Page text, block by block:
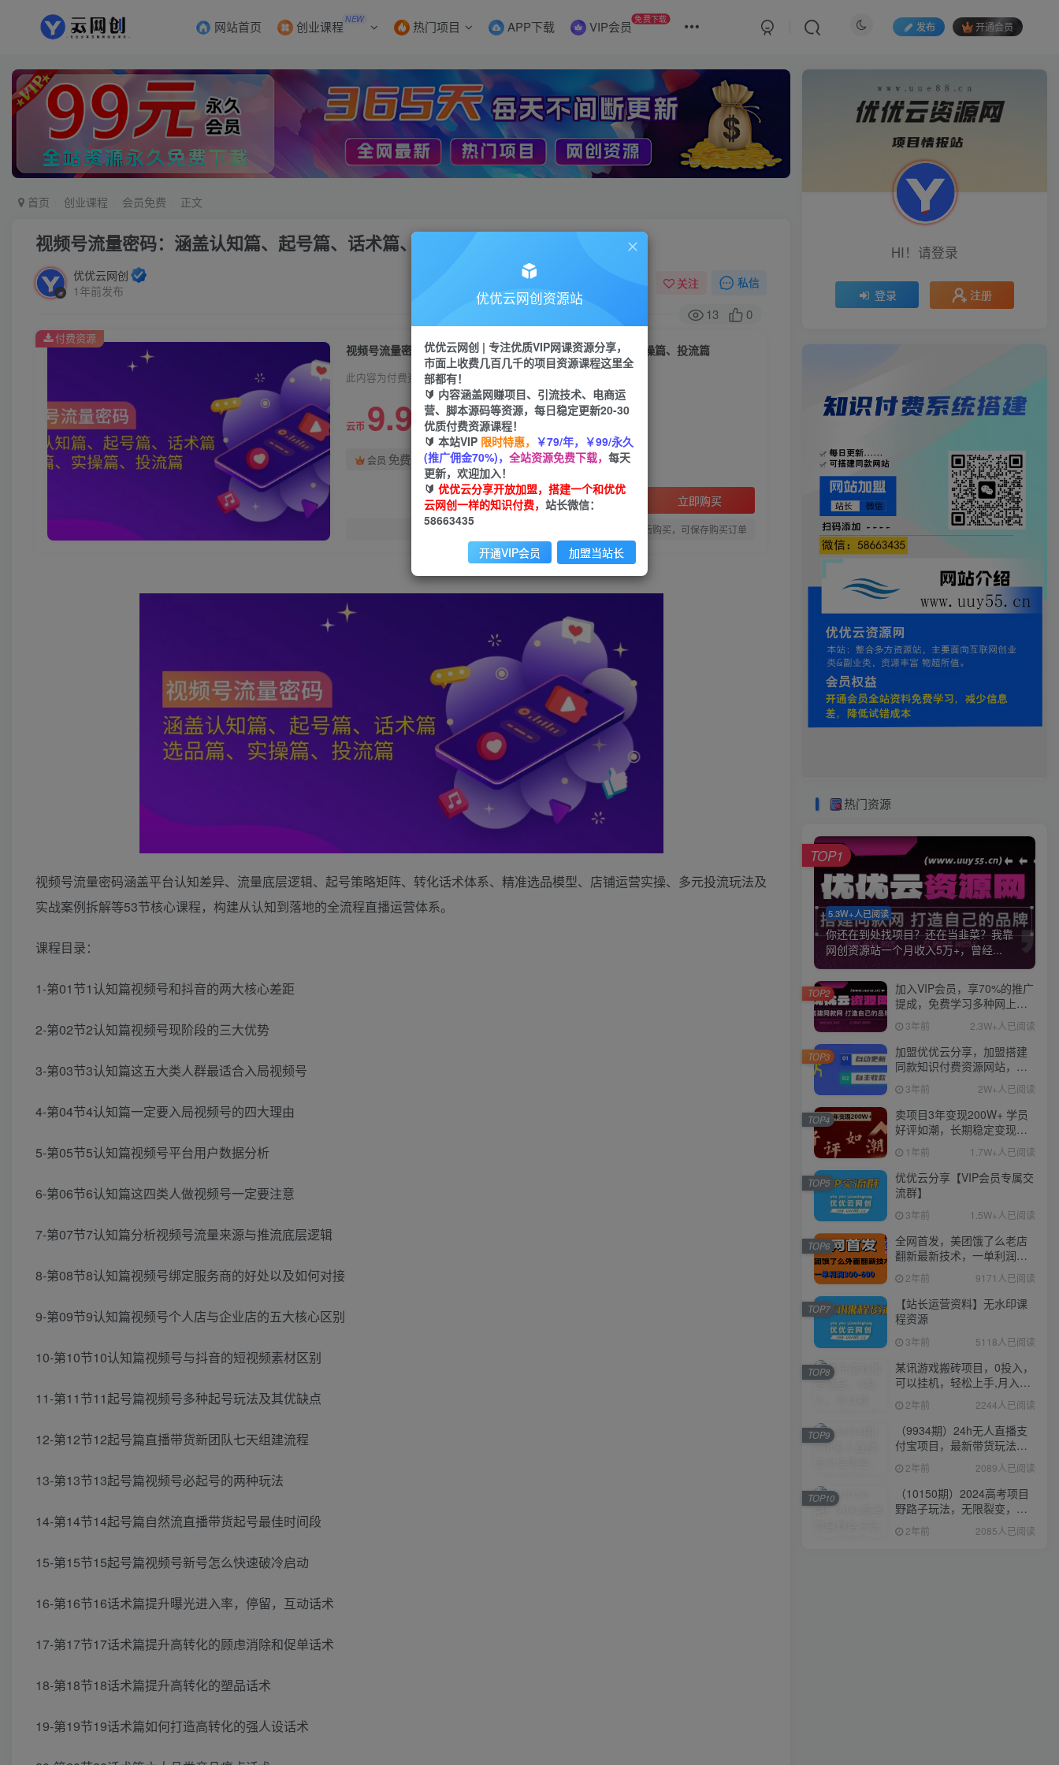
网站首页 创业课程 NEW 热门项目 APP下载 VIP会员 免费下载
发布 开通会员
首页 创业课程 会员免费 正文
视频号流量密码：涵盖认知篇、起号篇、话术篇、选品篇、实操篇、投流篇
优优云网创
1年前发布
关注 私信
13 0
视频号流量密码：涵盖认知篇、起号篇、话术篇、选品篇、实操篇、投流篇
此内容为付费资源，请付费后查看
云币 9.9 限时特惠
云币99
会员 免费
立即购买
您当前未登录！建议登陆后购买，可保存购买订单
付费资源
视频号流量密码涵盖平台认知差异、流量底层逻辑、起号策略矩阵、转化话术体系、精准选品模型、店铺运营实操、多元投流玩法及
实战案例拆解等53节核心课程，构建从认知到落地的全流程直播运营体系。
课程目录：
1-第01节1认知篇视频号和抖音的两大核心差距
2-第02节2认知篇视频号现阶段的三大优势
3-第03节3认知篇这五大类人群最适合入局视频号
4-第04节4认知篇一定要入局视频号的四大理由
5-第05节5认知篇视频号平台用户数据分析
6-第06节6认知篇这四类人做视频号一定要注意
7-第07节7认知篇分析视频号流量来源与推流底层逻辑
8-第08节8认知篇视频号绑定服务商的好处以及如何对接
9-第09节9认知篇视频号个人店与企业店的五大核心区别
10-第10节10认知篇视频号与抖音的短视频素材区别
11-第11节11起号篇视频号多种起号玩法及其优缺点
12-第12节12起号篇直播带货新团队七天组建流程
13-第13节13起号篇视频号必起号的两种玩法
14-第14节14起号篇自然流直播带货起号最佳时间段
15-第15节15起号篇视频号新号怎么快速破冷启动
16-第16节16话术篇提升曝光进入率，停留，互动话术
17-第17节17话术篇提升高转化的顾虑消除和促单话术
18-第18节18话术篇提升高转化的塑品话术
19-第19节19话术篇如何打造高转化的强人设话术
HI！请登录
登录 注册
热门资源
5.3W+人已阅读
你还在到处找项目？还在当韭菜？我靠
网创资源站一个月收入5万+，曾经...
TOP1
加入VIP会员，享70%的推广
提成，免费学习多种网上创
业课程，菜鸟秒变大神！
3年前 2.3W+人已阅读
TOP2
加盟优优云分享，加盟搭建
同款知识付费资源网站，实
现长期稳定被动收入~
3年前 2W+人已阅读
TOP3
卖项目3年变现200W+ 学员
好评如潮，长期稳定变现，
可以一直干到老！
1年前 1.7W+人已阅读
TOP4
优优云分享【VIP会员专属交
流群】
3年前 1.5W+人已阅读
TOP5
全网首发，美团饿了么老店
翻新最新技术，一单利润
300-600
2年前 9171人已阅读
TOP6
【站长运营资料】无水印课
程资源
3年前 5118人已阅读
TOP7
某讯游戏搬砖项目，0投入，
可以挂机，轻松上手,月入
3000+上不封顶
2年前 2244人已阅读
TOP8
（9934期）24h无人直播支
付宝项目，最新带货玩法，
纯躺赚实测日入500+
2年前 2089人已阅读
TOP9
（10150期）2024高考项目
野路子玩法，无限裂变，最
高一天1W＋！
2年前 2085人已阅读
TOP10
优优云网创资源站
优优云网创 | 专注优质VIP网课资源分享，
市面上收费几百几千的项目资源课程这里全
部都有！
🔰 内容涵盖网赚项目、引流技术、电商运
营、脚本源码等资源，每日稳定更新20-30
优质付费资源课程！
🔰 本站VIP 限时特惠， ￥79/年，￥99/永久
(推广佣金70%)， 全站资源免费下载， 每天
更新，欢迎加入！
🔰 优优云分享开放加盟，搭建一个和优优
云网创一样的知识付费， 站长微信：
58663435
开通VIP会员 加盟当站长